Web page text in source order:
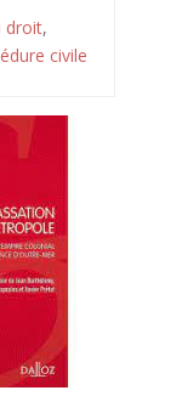
droit,
civile